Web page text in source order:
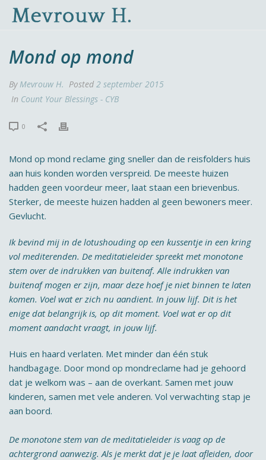
Mond op mond
ByMevrouw H. Posted 2 september 2015
In Count Your Blessings - CYB
0
Mond op mond reclame ging sneller dan de reisfolders huis
aan huis konden worden verspreid. De meeste huizen
hadden geen voordeur meer, laat staan een brievenbus.
Sterker, de meeste huizen hadden al geen bewoners meer.
Gevlucht.
Ik bevind mij in de lotushouding op een kussentje in een kring
vol mediterenden. De meditatieleider spreekt met monotone
stem over de indrukken van buitenaf. Alle indrukken van
buitenaf mogen er zijn, maar deze hoef je niet binnen te laten
komen. Voel wat er zich nu aandient. In jouw lijf. Dit is het
enige dat belangrijk is, op dit moment. Voel wat er op dit
moment aandacht vraagt, in jouw lijf.
Huis en haard verlaten. Met minder dan één stuk
handbagage. Door mond op mondreclame had je gehoord
dat je welkom was – aan de overkant. Samen met jouw
kinderen, samen met vele anderen. Vol verwachting stap je
aan boord.
De monotone stem van de meditatieleider is vaag op de
achtergrond aanwezig. Als je merkt dat je je laat afleiden, door